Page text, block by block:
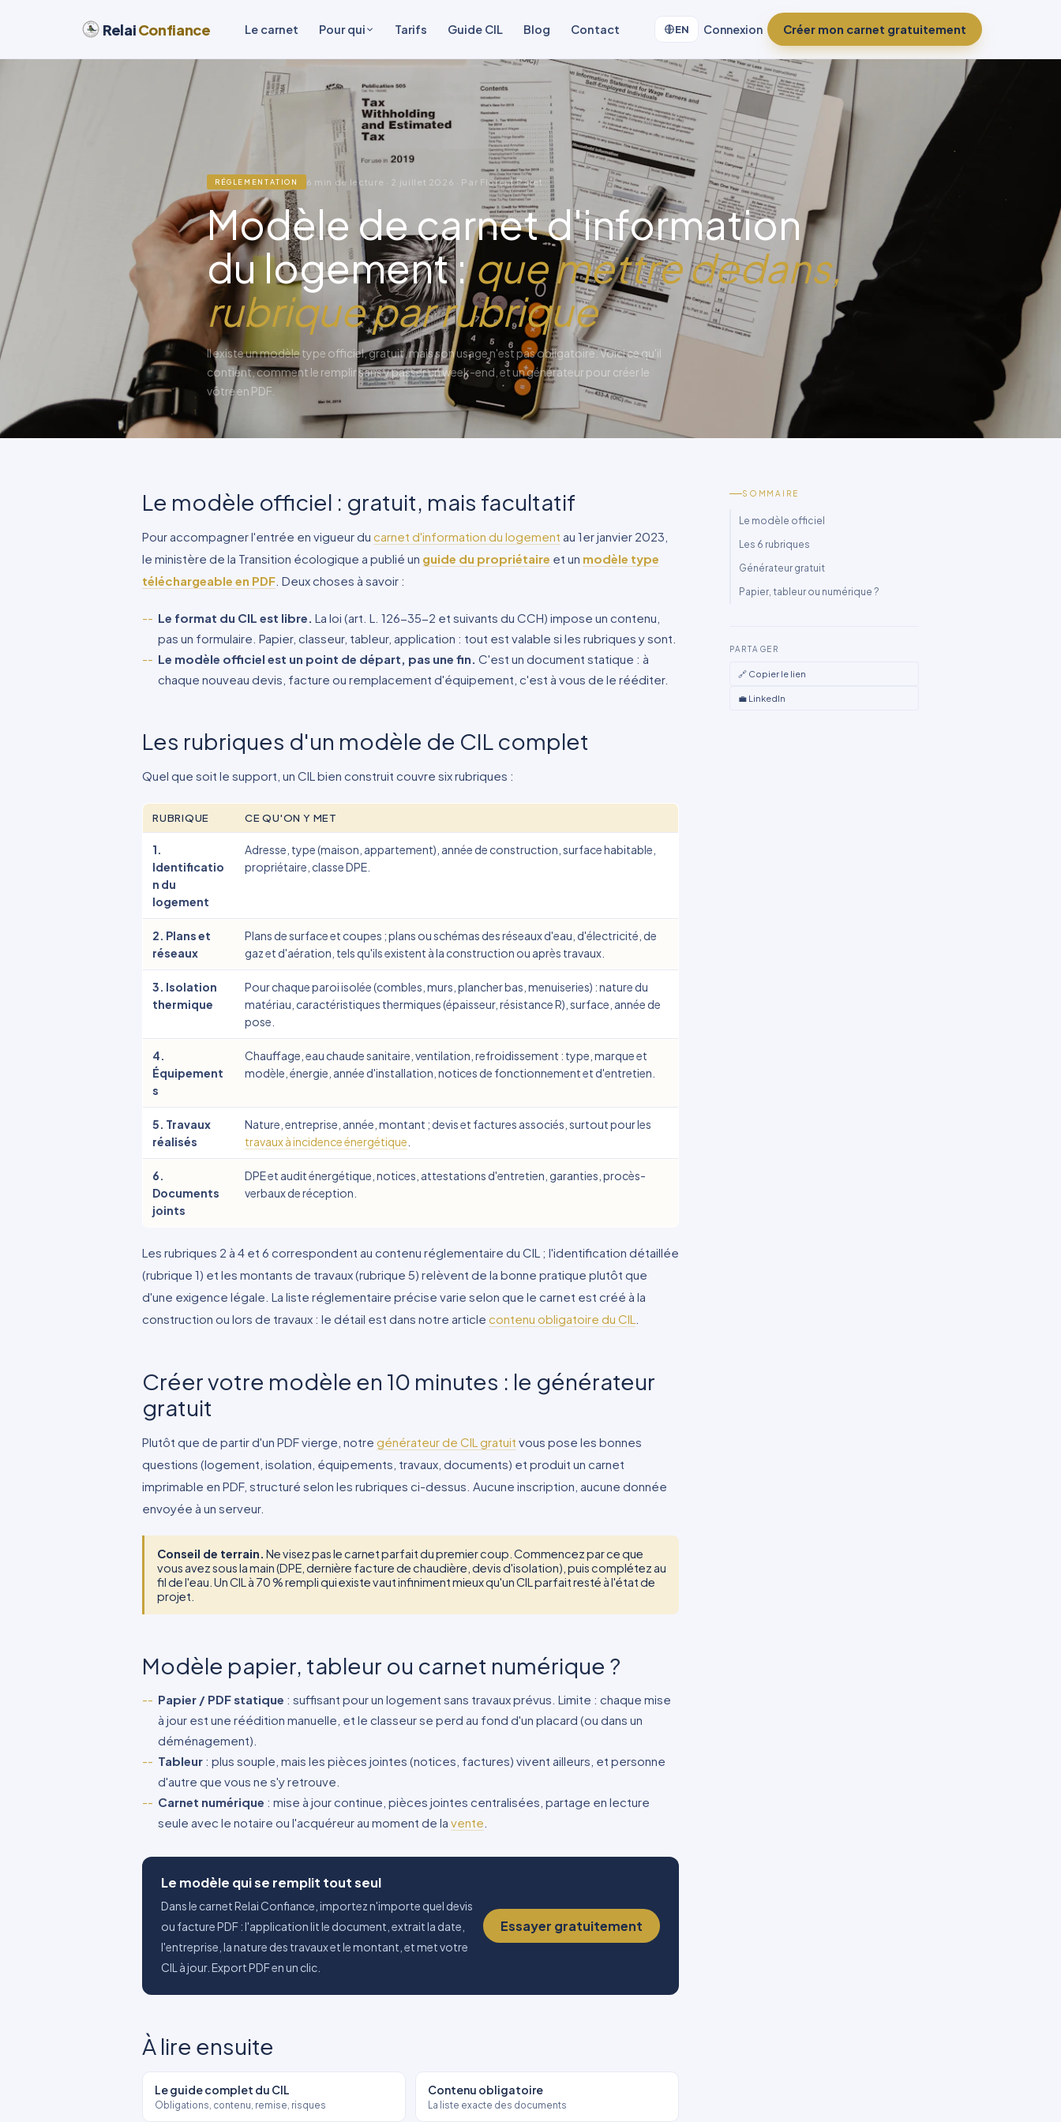
RelaiConfiance Le carnet Pour qui Tarifs Guide CIL Blog Contact EN Connexion Créer mon carnet gratuitement
RÉGLEMENTATION 6 min de lecture · 2 juillet 2026 · Par Florent Paret
Modèle de carnet d'information
du logement :que mettre dedans,
rubrique par rubrique
Il existe un modèle type officiel, gratuit, mais son usage n'est pas obligatoire. Voici ce qu'il
contient, comment le remplir sans y passer un week-end, et un générateur pour créer le
vôtre en PDF.
Le modèle officiel : gratuit, mais facultatif
Pour accompagner l'entrée en vigueur du carnet d'information du logement au 1er janvier 2023,
le ministère de la Transition écologique a publié un guide du propriétaire et un modèle type
téléchargeable en PDF . Deux choses à savoir :
Le format du CIL est libre. La loi (art. L. 126-35-2 et suivants du CCH) impose un contenu,
pas un formulaire. Papier, classeur, tableur, application : tout est valable si les rubriques y sont.
Le modèle officiel est un point de départ, pas une fin. C'est un document statique : à
chaque nouveau devis, facture ou remplacement d'équipement, c'est à vous de le rééditer.
Les rubriques d'un modèle de CIL complet
Quel que soit le support, un CIL bien construit couvre six rubriques :
RUBRIQUE CE QU'ON Y MET
1.
Identificatio
n du
logement
Adresse, type (maison, appartement), année de construction, surface habitable,
propriétaire, classe DPE.
2. Plans et
réseaux
Plans de surface et coupes ; plans ou schémas des réseaux d'eau, d'électricité, de
gaz et d'aération, tels qu'ils existent à la construction ou après travaux.
3. Isolation
thermique
Pour chaque paroi isolée (combles, murs, plancher bas, menuiseries) : nature du
matériau, caractéristiques thermiques (épaisseur, résistance R), surface, année de
pose.
4.
Équipement
s
Chauffage, eau chaude sanitaire, ventilation, refroidissement : type, marque et
modèle, énergie, année d'installation, notices de fonctionnement et d'entretien.
5. Travaux
réalisés
Nature, entreprise, année, montant ; devis et factures associés, surtout pour les
travaux à incidence énergétique
6.
Documents
joints
DPE et audit énergétique, notices, attestations d'entretien, garanties, procès-
verbaux de réception.
Les rubriques 2 à 4 et 6 correspondent au contenu réglementaire du CIL ; l'identification détaillée
(rubrique 1) et les montants de travaux (rubrique 5) relèvent de la bonne pratique plutôt que
d'une exigence légale. La liste réglementaire précise varie selon que le carnet est créé à la
construction ou lors de travaux : le détail est dans notre article contenu obligatoire du CIL
Créer votre modèle en 10 minutes : le générateur
gratuit
Plutôt que de partir d'un PDF vierge, notre générateur de CIL gratuit vous pose les bonnes
questions (logement, isolation, équipements, travaux, documents) et produit un carnet
imprimable en PDF, structuré selon les rubriques ci-dessus. Aucune inscription, aucune donnée
envoyée à un serveur.
Conseil de terrain. Ne visez pas le carnet parfait du premier coup. Commencez par ce que
vous avez sous la main (DPE, dernière facture de chaudière, devis d'isolation), puis complétez au
fil de l'eau. Un CIL à 70 % rempli qui existe vaut infiniment mieux qu'un CIL parfait resté à l'état de
projet.
Modèle papier, tableur ou carnet numérique ?
Papier / PDF statique : suffisant pour un logement sans travaux prévus. Limite : chaque mise
à jour est une réédition manuelle, et le classeur se perd au fond d'un placard (ou dans un
déménagement).
Tableur : plus souple, mais les pièces jointes (notices, factures) vivent ailleurs, et personne
d'autre que vous ne s'y retrouve.
Carnet numérique : mise à jour continue, pièces jointes centralisées, partage en lecture
seule avec le notaire ou l'acquéreur au moment de la vente
Le modèle qui se remplit tout seul
Dans le carnet Relai Confiance, importez n'importe quel devis
ou facture PDF : l'application lit le document, extrait la date,
l'entreprise, la nature des travaux et le montant, et met votre
CIL à jour. Export PDF en un clic.
Essayer gratuitement
À lire ensuite
Le guide complet du CIL
Obligations, contenu, remise, risques
Contenu obligatoire
La liste exacte des documents
SOMMAIRE
Le modèle officiel
Les 6 rubriques
Générateur gratuit
Papier, tableur ou numérique ?
PARTAGER
🔗 Copier le lien
💼 LinkedIn